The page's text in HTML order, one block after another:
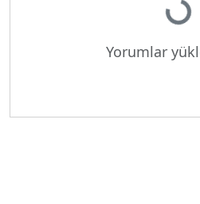
Yükleniyor...
Yorumlar